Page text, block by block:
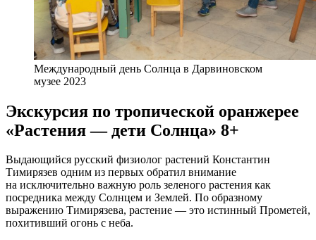
Международный день Солнца в Дарвиновском
музее 2023
Экскурсия по тропической оранжерее
«Растения — дети Солнца» 8+
Выдающийся русский физиолог растений Константин
Тимирязев одним из первых обратил внимание
на исключительно важную роль зеленого растения как
посредника между Солнцем и Землей. По образному
выражению Тимирязева, растение — это истинный Прометей,
похитивший огонь с неба.